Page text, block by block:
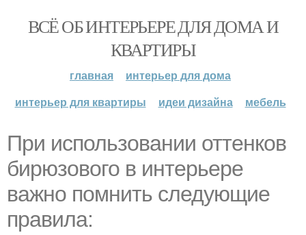
ВСЁ ОБ ИНТЕРЬЕРЕ ДЛЯ ДОМА И
КВАРТИРЫ
главная
интерьер для дома
интерьер для квартиры
идеи дизайна мебель
При использовании оттенков
бирюзового в интерьере
важно помнить следующие
правила: